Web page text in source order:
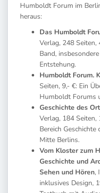
Humboldt Forum im
heraus:
Das Humboldt
Verlag, 248
Band,
Entstehung.
Humboldt Forum.
Seiten, 9,- €: Ein
Humboldt Forums
Geschichte des
Verlag, 184 Seiten,
Bereich
Mitte Berlins.
Vom Kloster zum
Geschichte und
Sehen und Hören,
inklusives Design,